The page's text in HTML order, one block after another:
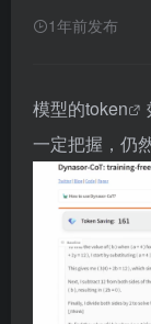
1年前发布
模型的token
一定把握，仍